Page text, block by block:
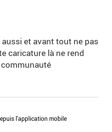
et avant tout ne pas
caricature là ne rend
l'application mobile